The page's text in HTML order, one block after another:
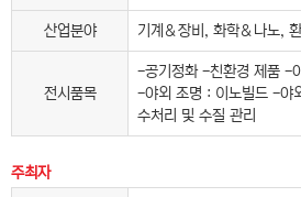
산업분야 기계＆장비, 화학＆나노,
전시품목
-공기정화 -친환경 제품 -
-야외 조명 : 이노빌드 -야
수처리 및 수질 관리
주최자